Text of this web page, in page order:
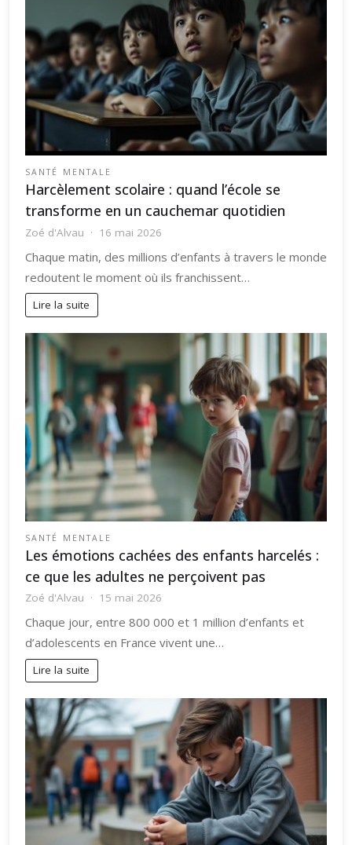
SANTÉ MENTALE
Harcèlement scolaire : quand l’école se
transforme en un cauchemar quotidien
Zoé d'Alvau 16 mai 2026
Chaque matin, des millions d’enfants à travers le monde
redoutent le moment où ils franchissent…
Lire la suite
SANTÉ MENTALE
Les émotions cachées des enfants harcelés :
ce que les adultes ne perçoivent pas
Zoé d'Alvau 15 mai 2026
Chaque jour, entre 800 000 et 1 million d’enfants et
d’adolescents en France vivent une…
Lire la suite